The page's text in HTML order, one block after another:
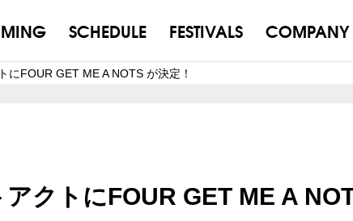
SCHEDULE FESTIVALS COMPANY
にFOUR GET ME A NOTS が決定！
クトにFOUR GET ME A